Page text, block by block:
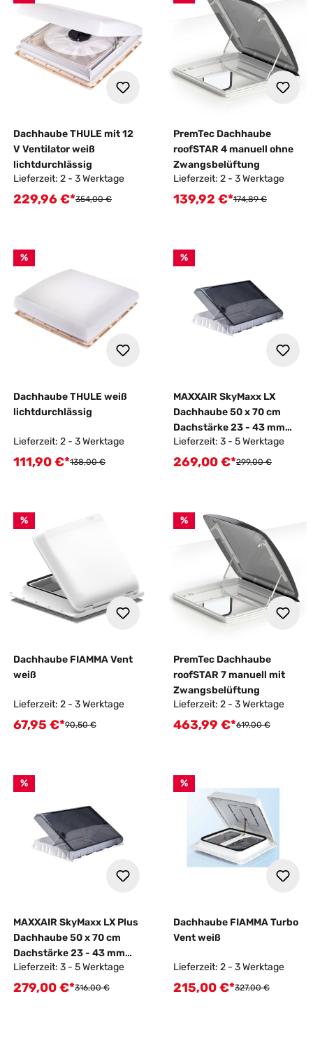
Dachhaube THULE mit 12
V Ventilator weiß
lichtdurchlässig
Lieferzeit: 2 - 3 Werktage
Verkaufspreis:
229,96 €*Regulärer Preis:
354,00 €
PremTec Dachhaube
roofSTAR 4 manuell ohne
Zwangsbelüftung
Lieferzeit: 2 - 3 Werktage
Verkaufspreis:
139,92 €*Regulärer Preis:
174,89 €
%
Dachhaube THULE weiß
lichtdurchlässig
Lieferzeit: 2 - 3 Werktage
Verkaufspreis:
111,90 €*Regulärer Preis:
138,00 €
%
MAXXAIR SkyMaxx LX
Dachhaube 50 x 70 cm
Dachstärke 23 - 43 mm
ohne LED
Lieferzeit: 3 - 5 Werktage
Verkaufspreis:
269,00 €*Regulärer Preis:
299,00 €
%
Dachhaube FIAMMA Vent
weiß
Lieferzeit: 2 - 3 Werktage
Verkaufspreis:
67,95 €*Regulärer Preis:
90,50 €
%
PremTec Dachhaube
roofSTAR 7 manuell mit
Zwangsbelüftung
Lieferzeit: 2 - 3 Werktage
Verkaufspreis:
463,99 €*Regulärer Preis:
619,00 €
%
MAXXAIR SkyMaxx LX Plus
Dachhaube 50 x 70 cm
Dachstärke 23 - 43 mm
mit LED
Lieferzeit: 3 - 5 Werktage
Verkaufspreis:
279,00 €*Regulärer Preis:
316,00 €
%
Dachhaube FIAMMA Turbo
Vent weiß
Lieferzeit: 2 - 3 Werktage
Verkaufspreis:
215,00 €*Regulärer Preis:
327,00 €